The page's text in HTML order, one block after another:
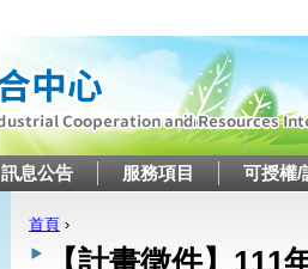
訊息公告 服務項目 可授權/
您在這裡
首頁 ›
【計畫徵件】